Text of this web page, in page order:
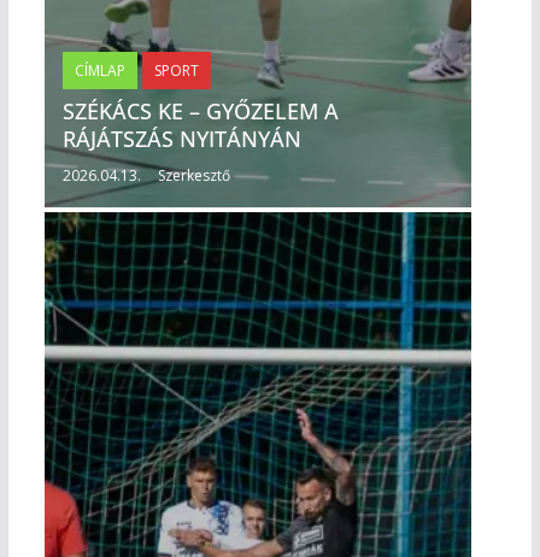
CÍMLAP SPORT
SZÉKÁCS KE – GYŐZELEM A
RÁJÁTSZÁS NYITÁNYÁN
2026.04.13. Szerkesztő